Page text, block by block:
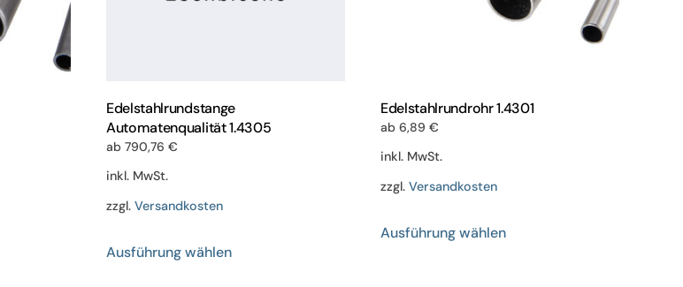
Edelstahlrundstange
Automatenqualität 1.4305
ab 790,76 €
inkl. MwSt.
zzgl. Versandkosten
Ausführung wählenProdukt
Edelstahlrundrohr 1.4301
ab 6,89 €
inkl. MwSt.
zzgl. Versandkosten
Ausführung wählenProdukt